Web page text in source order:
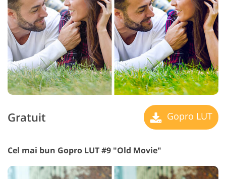
Gratuit Gopro LUT
Cel mai bun Gopro LUT #9 "Old Movie"